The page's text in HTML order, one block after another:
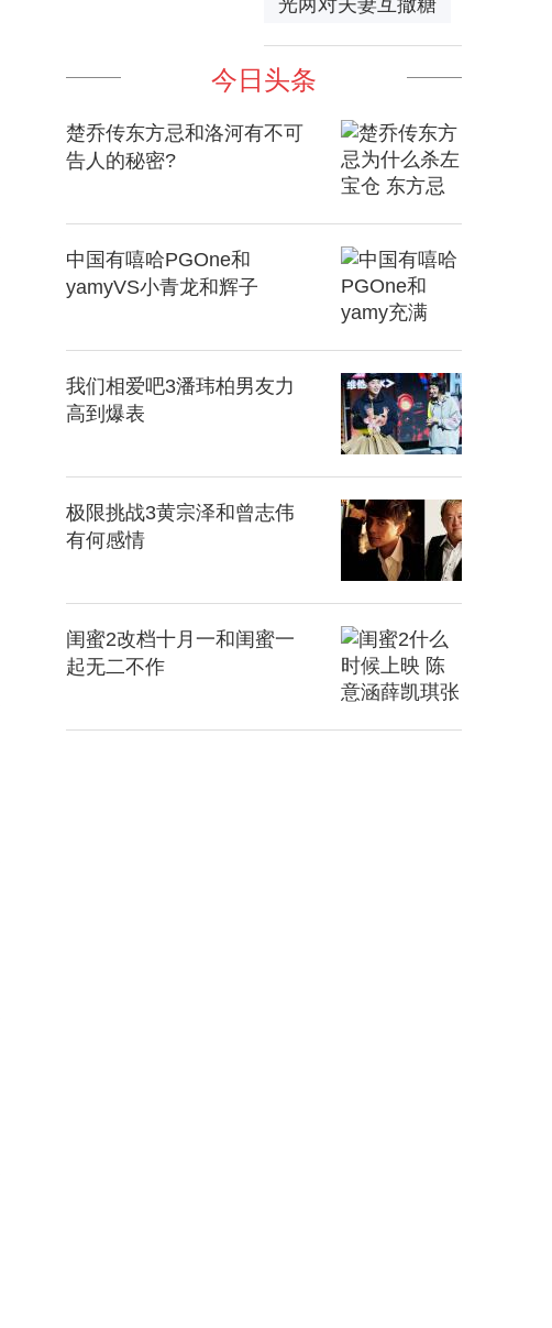
光两对夫妻互撒糖
今日头条
楚乔传东方忌和洛河有不可
告人的秘密?
中国有嘻哈PGOne和
yamyVS小青龙和辉子
我们相爱吧3潘玮柏男友力
高到爆表
极限挑战3黄宗泽和曾志伟
有何感情
闺蜜2改档十月一和闺蜜一
起无二不作